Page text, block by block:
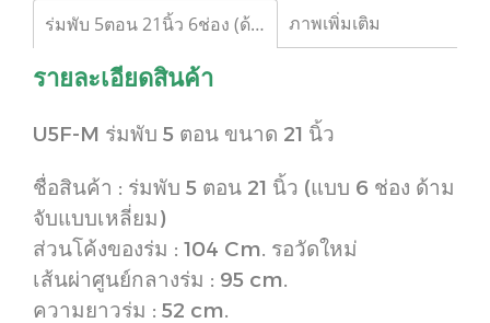
ร่มพับ 5ตอน 21นิ้ว 6ช่อง (ด้ามเหลี่ยม-สีน้ำเงินเข้ม) ภาพเพิ่มเติม
รายละเอียดสินค้า
U5F-M ร่มพับ 5 ตอน ขนาด 21 นิ้ว
ชื่อสินค้า : ร่มพับ 5 ตอน 21 นิ้ว (แบบ 6 ช่อง ด้าม
จับแบบเหลี่ยม)
ส่วนโค้งของร่ม : 104 Cm. รอวัดใหม่
เส้นผ่าศูนย์กลางร่ม : 95 cm.
ความยาวร่ม : 52 cm.